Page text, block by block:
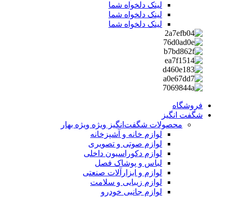
لینک دلخواه شما
لینک دلخواه شما
لینک دلخواه شما
فروشگاه
شگفت انگیز
محصولات شگفت‌انگیز ویژه ویژه بهار
لوازم خانه و آشپزخانه
لوازم صوتی و تصویری
لوازم دکوراسیون داخلی
لباس و پوشاک فصل
لوازم و ابزارآلات صنعتی
لوازم زیبایی و سلامت
لوازم جانبی خودرو